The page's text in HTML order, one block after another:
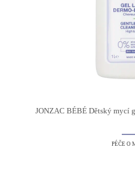
JONZAC BÉBÉ Dětský mycí
PÉČE O